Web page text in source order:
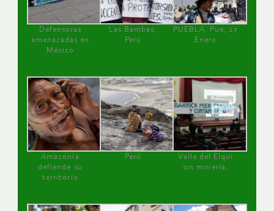
Defensoras
amenazadas en
México
Las Bambas,
Perú
PUEBLA, Pue, 27
Enero
Amazonía
defiende su
territorio
Perú
Valle del Elqui
sin minería.